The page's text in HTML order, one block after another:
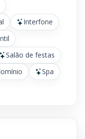
Interfone
Salão de festas
Spa